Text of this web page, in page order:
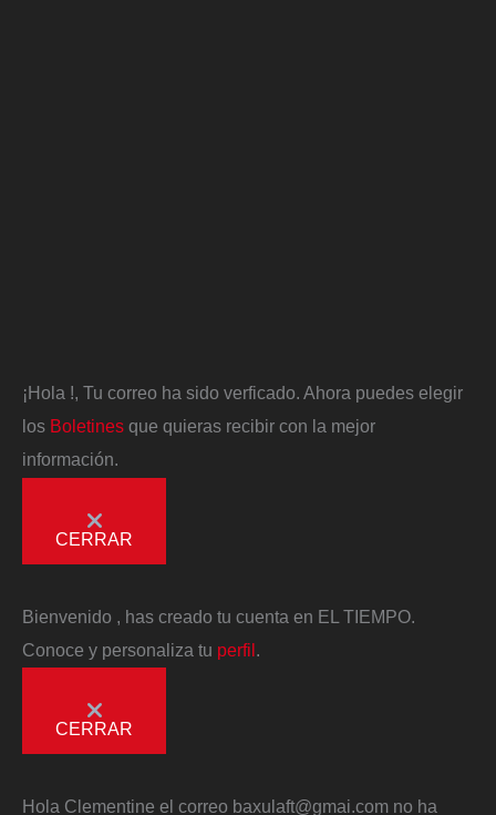
¡Hola !, Tu correo ha sido verficado. Ahora puedes elegir
los Boletines que quieras recibir con la mejor
información.
CERRAR
Bienvenido
, has creado tu cuenta en EL TIEMPO.
Conoce y personaliza tu perfil
CERRAR
Hola Clementine el correo baxulaft@gmai.com no ha